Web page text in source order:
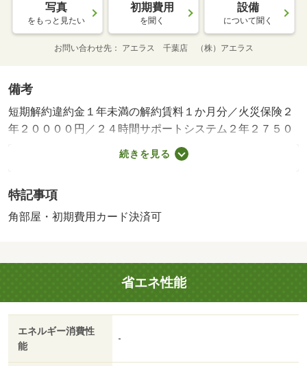
写真
をもっと見たい
初期費用
を聞く
設備
について聞く
お問い合わせ先 アエラス 千葉店 （株）アエラス
備考
短期解約違約金１年未満の解約賃料１か月分／火災保険２
年２００００円／２４時間サポートシステム２年２７５０
０円・賃貸保証等：加入要（初回：月額総賃料の５０％、
年間保証料：１５，０００円、年、月間保証料：８８０円
円～・オンラインで申込から契約手続き、ＬＩＮＥでのご
相談も可能です／当物件は初期費用分割払い可（クレジッ
用 44000円
続きを見る
特記事項
角部屋・初期費用カード決済可
省エネ性能
エネルギー消費性
能
-